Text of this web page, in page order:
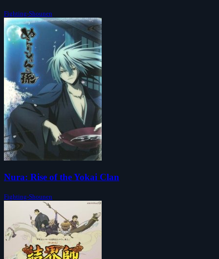
Fighting-Shounen
Nura: Rise of the Yokai Clan
Fighting-Shounen